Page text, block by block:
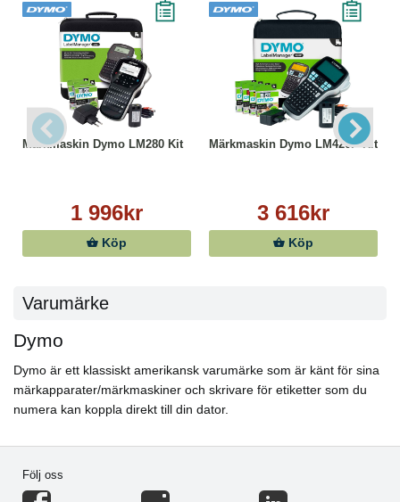
Märkmaskin Dymo LM280 Kit
1 996kr
Köp
Märkmaskin Dymo LM420P Kit
3 616kr
Köp
Varumärke
Dymo
Dymo är ett klassiskt amerikansk varumärke som är känt för sina
märkapparater/märkmaskiner och skrivare för etiketter som du
numera kan koppla direkt till din dator.
Följ oss